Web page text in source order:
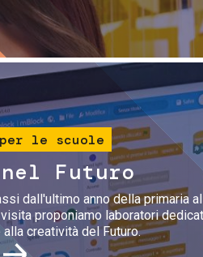
Immagine
le scuole
Futuro
dall'ultimo anno della primaria
proponiamo laboratori
creatività del Futuro.